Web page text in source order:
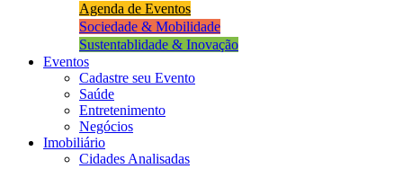
Agenda de Eventos
Sociedade & Mobilidade
Sustentablidade & Inovação
Eventos
Cadastre seu Evento
Saúde
Entretenimento
Negócios
Imobiliário
Cidades Analisadas